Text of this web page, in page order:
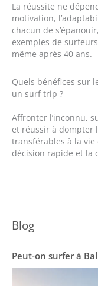
La réussite ne
motivation,
chacun de
exemples de
même après 40 ans.
Quels bénéfices sur
un surf trip ?
Affronter l’inconnu,
et réussir à dompter
transférables à la
décision rapide et la
Blog
Peut-on surfer à